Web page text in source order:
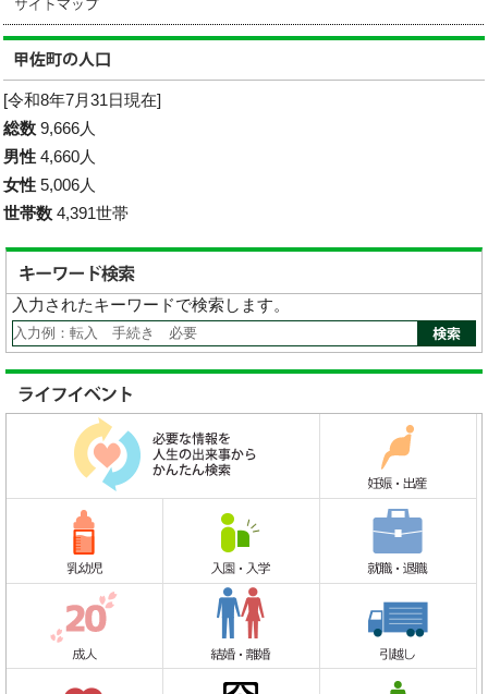
[令和8年7月31日現在]
総数 9,666人
男性 4,660人
女性 5,006人
世帯数 4,391世帯
入力されたキーワードで検索します。